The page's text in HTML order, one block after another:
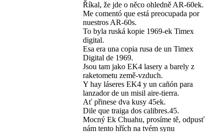
Říkal, že jde o něco ohledně AR-60ek.
Me comentó que está preocupada por
nuestros AR-60s.
To byla ruská kopie 1969-ek Timex
digital.
Esa era una copia rusa de un Timex
Digital de 1969.
Jsou tam jako EK4 lasery a barely z
raketometu země-vzduch.
Y hay láseres EK4 y un cañón para
lanzador de un misil aire-tierra.
Ať přinese dva kusy 45ek.
Dile que traiga dos calibres.45.
Mocný Ek Chuahu, prosíme tě, odpusť
nám tento hřích na tvém synu